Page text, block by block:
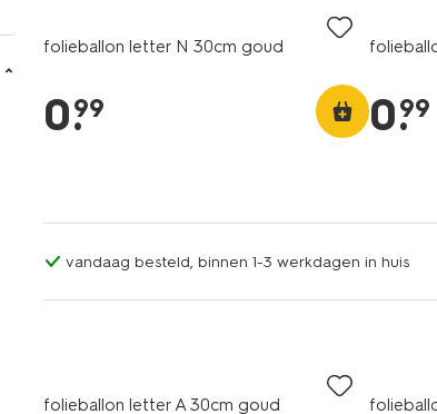
folieballon letter N 30cm goud
0.
99 0.
99
vandaag besteld, binnen 1-3 werkdagen in huis
folieballon letter A 30cm goud